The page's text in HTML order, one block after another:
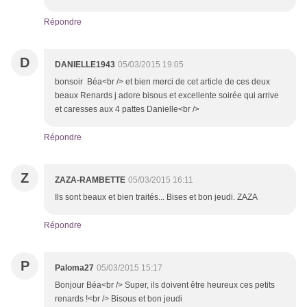
Répondre
D DANIELLE1943 05/03/2015 19:05
bonsoir Béa<br /> et bien merci de cet article de ces deux
beaux Renards j adore bisous et excellente soirée qui arrive
et caresses aux 4 pattes Danielle<br />
Répondre
Z ZAZA-RAMBETTE 05/03/2015 16:11
Ils sont beaux et bien traités... Bises et bon jeudi. ZAZA
Répondre
P Paloma27 05/03/2015 15:17
Bonjour Béa<br /> Super, ils doivent être heureux ces petits
renards !<br /> Bisous et bon jeudi